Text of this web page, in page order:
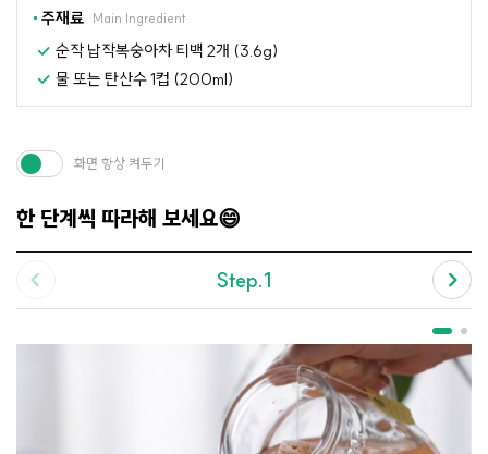
주재료 Main Ingredient
순작 납작복숭아차 티백 2개 (3.6g)
물 또는 탄산수 1컵 (200ml)
한 단계씩 따라해 보세요😄
화면 항상 켜두기
Step.1